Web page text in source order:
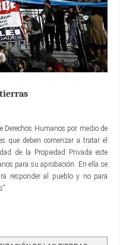
Derechos Humanos por medio de
que deben comenzar a tratar el
de la Propiedad Privada este
para su aprobación. En ella se
responder al pueblo y no para